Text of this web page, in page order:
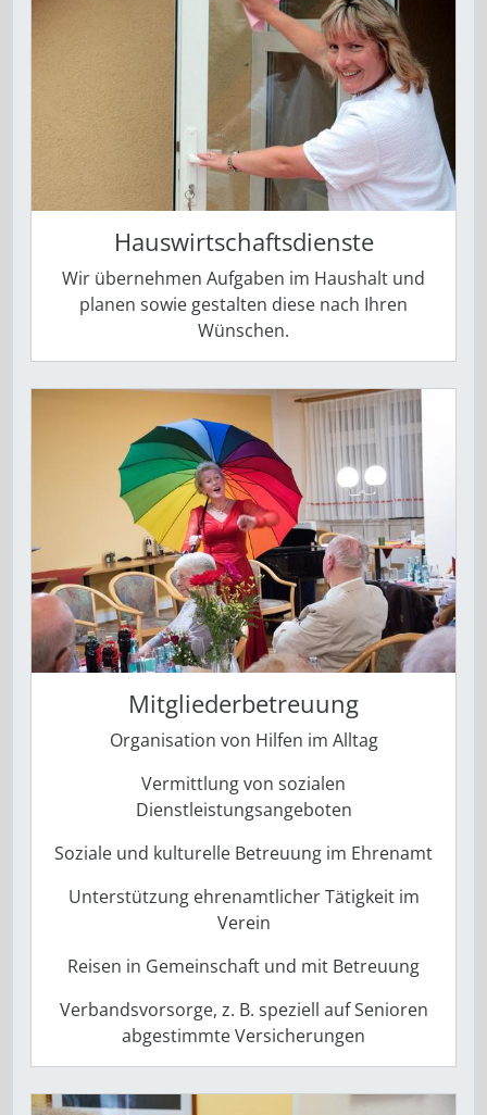
Hauswirtschaftsdienste
Wir übernehmen Aufgaben im Haushalt und
planen sowie gestalten diese nach Ihren
Wünschen.
Mitgliederbetreuung
Organisation von Hilfen im Alltag
Vermittlung von sozialen
Dienstleistungsangeboten
Soziale und kulturelle Betreuung im Ehrenamt
Unterstützung ehrenamtlicher Tätigkeit im
Verein
Reisen in Gemeinschaft und mit Betreuung
Verbandsvorsorge, z. B. speziell auf Senioren
abgestimmte Versicherungen